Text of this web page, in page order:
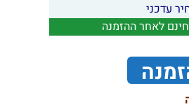
עדכני
לאחר ההזמנה